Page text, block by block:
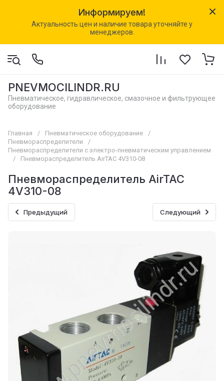
Информируем!
Актуальность цен и наличие товара уточняйте у
менеджеров.
PNEVMOCILINDR.RU
Пневматическое, гидравлическое, смазочное и фильтрующее
оборудование
Главная / Пневматическое оборудование
/
Пневмораспределители
/
Пневмораспределители с электро-пневматическим управлением
/
Пневмораспределитель AirTAC 4V310-08
Пневмораспределитель AirTAC
4V310-08
Предыдущий Следующий